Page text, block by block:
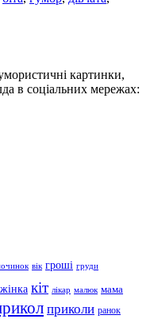
картинки,
в соціальних мережах:
вік гроші груди
жінка кіт лікар малюк мама
приколи ранок